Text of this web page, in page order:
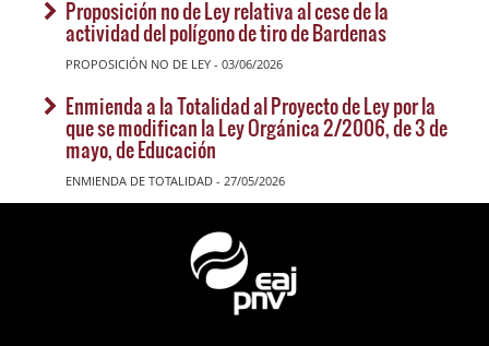
Proposición no de Ley relativa al cese de la
actividad del polígono de tiro de Bardenas
PROPOSICIÓN NO DE LEY - 03/06/2026
Enmienda a la Totalidad al Proyecto de Ley por la
que se modifican la Ley Orgánica 2/2006, de 3 de
mayo, de Educación
ENMIENDA DE TOTALIDAD - 27/05/2026